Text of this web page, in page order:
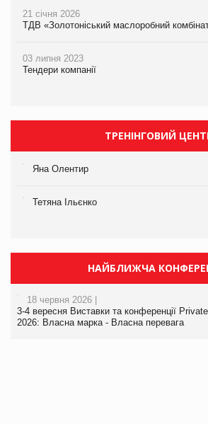
21 січня 2026
ТДВ «Золотоніський маслоробний
03 липня 2023
Тендери компанії
ТРЕНІНГОВИЙ
Яна Олентир
Тетяна Ільєнко
НАЙБЛИЖЧА
18 червня 2026 |
3-4 вересня Виставки та конференції
2026: Власна марка - Власна перевага